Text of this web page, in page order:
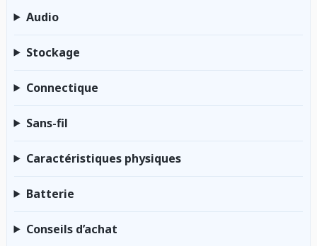
Audio
Stockage
Connectique
Sans-fil
Caractéristiques physiques
Batterie
Conseils d’achat